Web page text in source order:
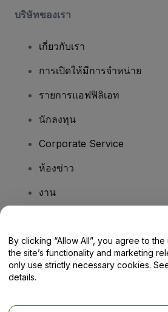
บริษัทของเรา
เกี่ยวกับเรา
การเปิดให้มีการจำหน่าย
รายการแอฟฟิลิเอท
นักลงทุน
Corporate Service
ห้องข่าว
งาน
Help Centre / Contact Us
By clicking “Allow All”, you agree to
the site’s functionality and marketing
only use strictly necessary cookies.
details.